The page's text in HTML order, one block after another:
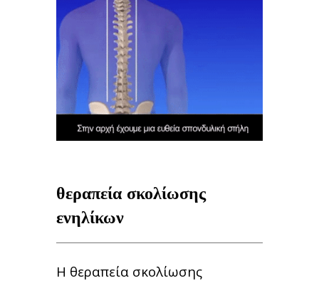
θεραπεία σκολίωσης
ενηλίκων
Η θεραπεία σκολίωσης